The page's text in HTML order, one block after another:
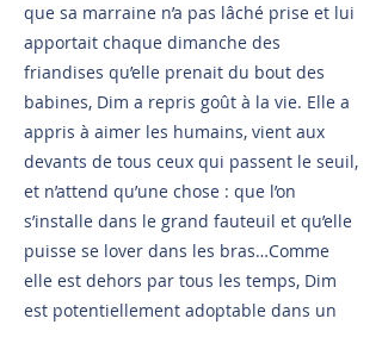
que sa marraine n’a pas lâché prise et lui
apportait chaque dimanche des
friandises qu’elle prenait du bout des
babines, Dim a repris goût à la vie. Elle a
appris à aimer les humains, vient aux
devants de tous ceux qui passent le seuil,
et n’attend qu’une chose : que l’on
s’installe dans le grand fauteuil et qu’elle
puisse se lover dans les bras…Comme
elle est dehors par tous les temps, Dim
est potentiellement adoptable dans un